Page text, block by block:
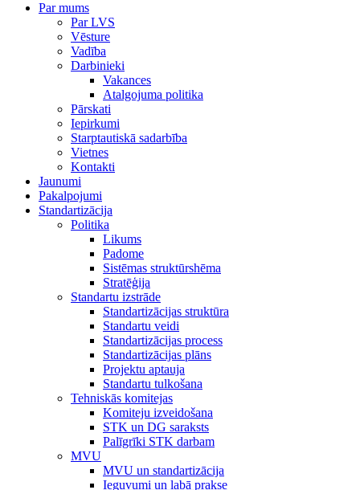
Par mums
Par LVS
Vēsture
Vadība
Darbinieki
Vakances
Atalgojuma politika
Pārskati
Iepirkumi
Starptautiskā sadarbība
Vietnes
Kontakti
Jaunumi
Pakalpojumi
Standartizācija
Politika
Likums
Padome
Sistēmas struktūrshēma
Stratēģija
Standartu izstrāde
Standartizācijas struktūra
Standartu veidi
Standartizācijas process
Standartizācijas plāns
Projektu aptauja
Standartu tulkošana
Tehniskās komitejas
Komiteju izveidošana
STK un DG saraksts
Palīgrīki STK darbam
MVU
MVU un standartizācija
Ieguvumi un labā prakse